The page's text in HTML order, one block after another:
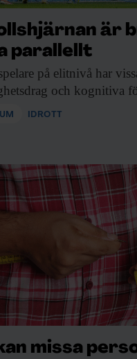
är
parallellt
på elitnivå har
och kognitiva
IDROTT
missa